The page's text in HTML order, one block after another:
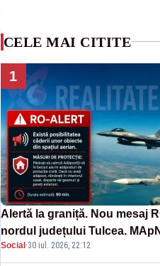
CELE MAI CITITE
1
Alertă la graniță. Nou mesaj
nordul județului Tulcea.
de la sol două avioane F-16
Social ·30 iul. 2026, 22:12